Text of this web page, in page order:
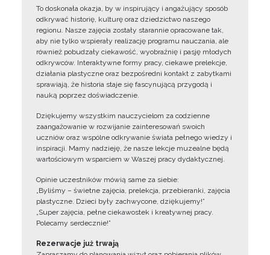
To doskonała okazja, by w inspirujący i angażujący sposób
odkrywać historię, kulturę oraz dziedzictwo naszego
regionu. Nasze zajęcia zostały starannie opracowane tak,
aby nie tylko wspierały realizację programu nauczania, ale
również pobudzały ciekawość, wyobraźnię i pasję młodych
odkrywców. Interaktywne formy pracy, ciekawe prelekcje,
działania plastyczne oraz bezpośredni kontakt z zabytkami
sprawiają, że historia staje się fascynującą przygodą i
nauką poprzez doświadczenie.
Dziękujemy wszystkim nauczycielom za codzienne
zaangażowanie w rozwijanie zainteresowań swoich
uczniów oraz wspólne odkrywanie świata pełnego wiedzy i
inspiracji. Mamy nadzieję, że nasze lekcje muzealne będą
wartościowym wsparciem w Waszej pracy dydaktycznej.
Opinie uczestników mówią same za siebie:
„Byliśmy – świetne zajęcia, prelekcja, przebieranki, zajęcia
plastyczne. Dzieci były zachwycone, dziękujemy!”
„Super zajęcia, pełne ciekawostek i kreatywnej pracy.
Polecamy serdecznie!”
Rezerwacje już trwają